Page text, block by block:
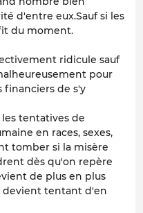
d'entre eux.Sauf si les
du moment.
ridicule sauf
pour
financiers de s'y
tentatives de
en races, sexes,
tomber si la misère
dès qu'on repère
de plus en plus
devient tentant d'en